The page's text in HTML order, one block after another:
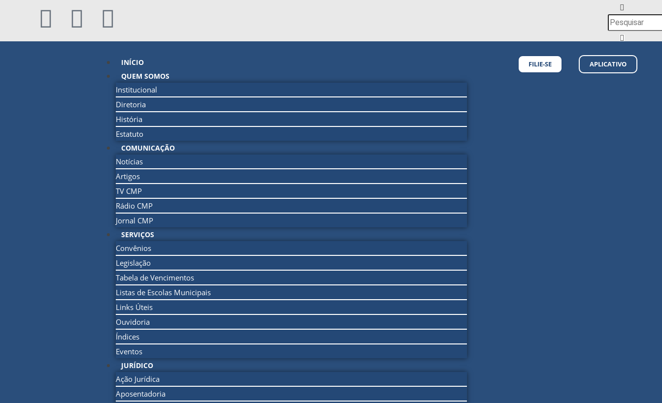
INÍCIO
QUEM SOMOS
Institucional
Diretoria
História
Estatuto
COMUNICAÇÃO
Notícias
Artigos
TV CMP
Rádio CMP
Jornal CMP
SERVIÇOS
Convênios
Legislação
Tabela de Vencimentos
Listas de Escolas Municipais
Links Úteis
Ouvidoria
Índices
Eventos
JURÍDICO
Ação Jurídica
Aposentadoria
FILIE-SE APLICATIVO